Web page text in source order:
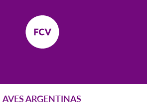
AVES ARGENTINAS